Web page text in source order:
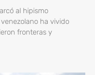
al hipismo
ha vivido
fronteras y